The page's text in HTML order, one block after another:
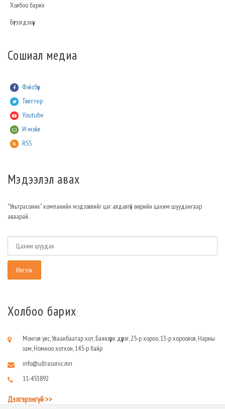
Холбоо барих
Бүтээгдэхүүн
Сошиал медиа
Фэйсбүүк
Твиттер
Youtube
И-мэйл
RSS
Мэдээлэл авах
"Ультрасоник" компанийн мэдээллийг цаг алдалгүй өөрийн цахим шуудангаар
аваарай.
Холбоо барих
Монгол улс, Улаанбаатар хот, Баянзүрх дүүрэг, 25-р хороо, 13-р хороолол, Нарны
зам, Номноо хотхон, 145-р байр
info@ultrasonic.mn
11-453892
Дэлгэрэнгүй >>